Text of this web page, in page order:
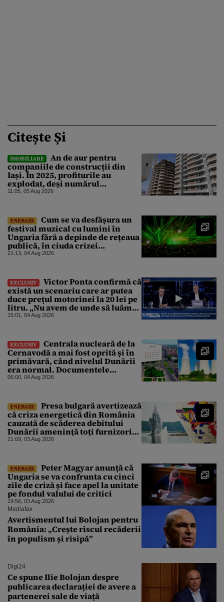
Citește Și
IMOBILIARE
An de aur pentru
companiile de construcții din
Iași. În 2025, profiturile au
explodat, deși numărul
angajaților a scăzut
11:05, 05 Aug 2026
ENERGIE
Cum se va desfășura un
festival muzical cu lumini în
Ungaria fără a depinde de rețeaua
publică, în ciuda crizei
energetice
21:13, 04 Aug 2026
EXCLUSIV
Victor Ponta confirmă că
există un scenariu care ar putea
duce prețul motorinei la 20 lei pe
litru. „Nu avem de unde să luăm
petrol”
15:01, 04 Aug 2026
EXCLUSIV
Centrala nucleară de la
Cernavodă a mai fost oprită și în
primăvară, când nivelul Dunării
era normal. Documentele
descoperite de Gândul arată că
06:00, 04 Aug 2026
ENERGIE
Presa bulgară avertizează
că criza energetică din România
cauzată de scăderea debitului
Dunării amenință toți furnizorii
balcanici de electricitate
21:09, 03 Aug 2026
ENERGIE
Peter Magyar anunță că
Ungaria se va confrunta cu cinci
zile de criză și face apel la unitate
pe fondul valului de critici
19:56, 03 Aug 2026
Mediafax
Avertismentul lui Bolojan pentru
România: „Crește riscul recăderii
în populism și risipă”
Digi24
Ce spune Ilie Bolojan despre
publicarea declarației de avere a
partenerei sale de viață